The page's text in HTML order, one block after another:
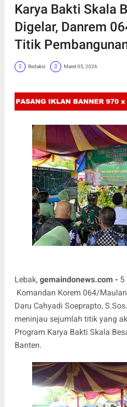
Karya Bakti Skala
Digelar, Danrem
Titik
Redaksi Maret 05, 2026
Lebak, gemaindonews.com - 5
Komandan Korem 064/
Daru Cahyadi Soeprapto,
meninjau sejumlah titik yang
Program Karya Bakti Skala
Banten.